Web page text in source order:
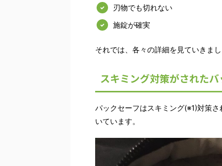
刃物でも切れない
施錠が確実
それでは、各々の詳細を見ていきま
スキミング対策がされたバ
パックセーフはスキミング(※1)対策
いています。